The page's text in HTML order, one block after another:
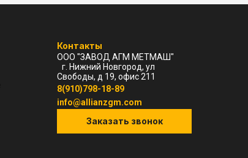
Контакты
ООО "ЗАВОД АГМ МЕТМАШ"
г. Нижний Новгород, ул
Свободы, д 19, офис 211
8(910)798-18-89
info@allianzgm.com
Заказать звонок